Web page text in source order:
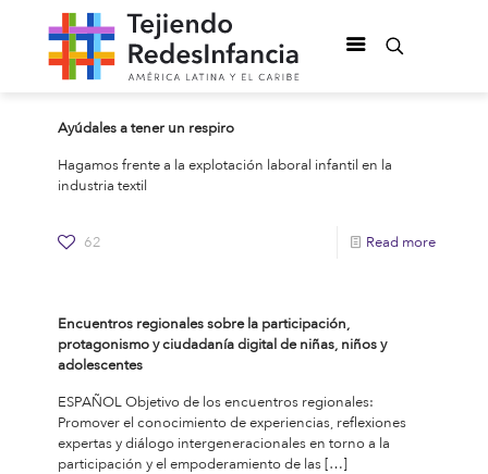
Ayúdales a tener un respiro
Hagamos frente a la explotación laboral infantil en la
industria textil
62 Read more
Encuentros regionales sobre la participación,
protagonismo y ciudadanía digital de niñas, niños y
adolescentes
ESPAÑOL Objetivo de los encuentros regionales:
Promover el conocimiento de experiencias, reflexiones
expertas y diálogo intergeneracionales en torno a la
participación y el empoderamiento de las[…]